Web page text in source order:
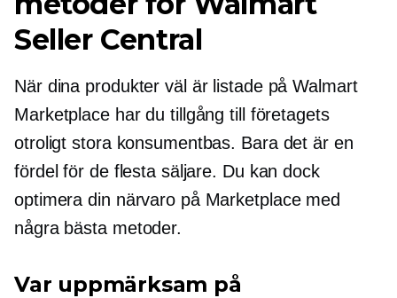
Seller Central
När dina produkter väl är listade på Walmart
Marketplace har du tillgång till företagets
otroligt stora konsumentbas. Bara det är en
fördel för de flesta säljare. Du kan dock
optimera din närvaro på Marketplace med
några bästa metoder.
Var uppmärksam på